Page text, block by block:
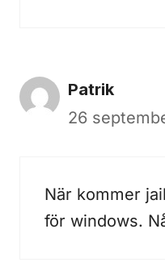
Patrik
26
När kommer
för windows.